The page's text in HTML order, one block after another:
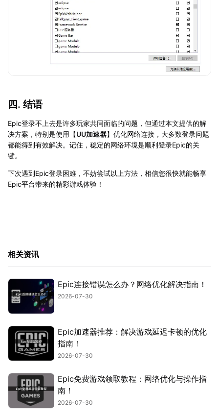
四. 结语
Epic登录不上去是许多玩家共同面临的问题，但通过本文提供的解
决方案，特别是使用【UU加速器】优化网络连接，大多数登录问题
都能得到有效解决。记住，稳定的网络环境是顺利登录Epic的关
键。
下次遇到Epic登录困难，不妨尝试以上方法，相信您很快就能畅享
Epic平台带来的精彩游戏体验！
相关资讯
Epic连接错误怎么办？网络优化解决指南！
2026-07-30
Epic加速器推荐：解决游戏延迟卡顿的优化
指南！
2026-07-30
Epic免费游戏领取教程：网络优化与操作指
南！
2026-07-30